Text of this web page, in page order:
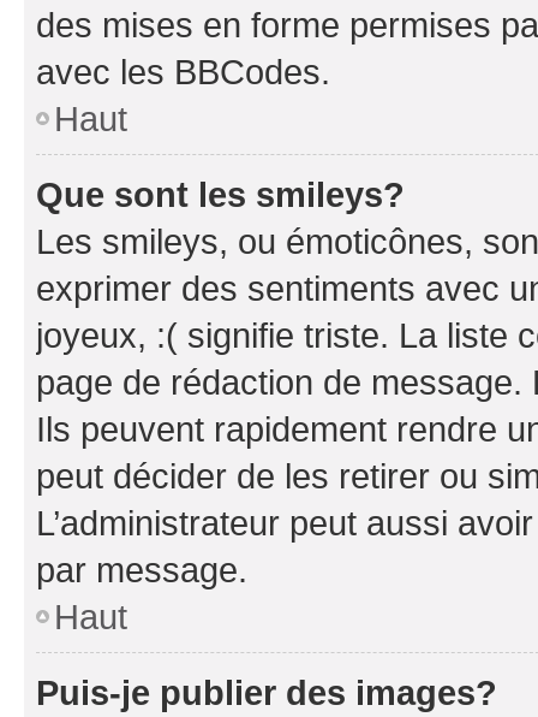
des mises en forme permises
avec les BBCodes.
Haut
Que sont les smileys?
Les smileys, ou émoticônes,
exprimer des sentiments avec
joyeux, :( signifie triste. La liste
page de rédaction de
Ils peuvent rapidement rendre
peut décider de les retirer ou
L’administrateur peut aussi
par message.
Haut
Puis-je publier des images?